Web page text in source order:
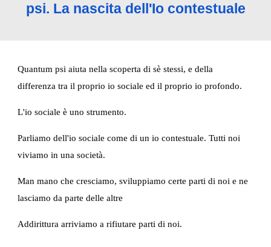
psi. La nascita dell'Io contestuale
Quantum psi aiuta nella scoperta di sè stessi, e della
differenza tra il proprio io sociale ed il proprio io profondo.
L'io sociale è uno strumento.
Parliamo dell'io sociale come di un io contestuale. Tutti noi
viviamo in una società.
Man mano che cresciamo, sviluppiamo certe parti di noi e ne
lasciamo da parte delle altre
Addirittura arriviamo a rifiutare parti di noi.